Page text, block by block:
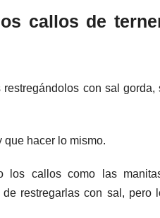
callos de
con sal
que hacer lo mismo.
los callos como las
restregarlas con sal, pero